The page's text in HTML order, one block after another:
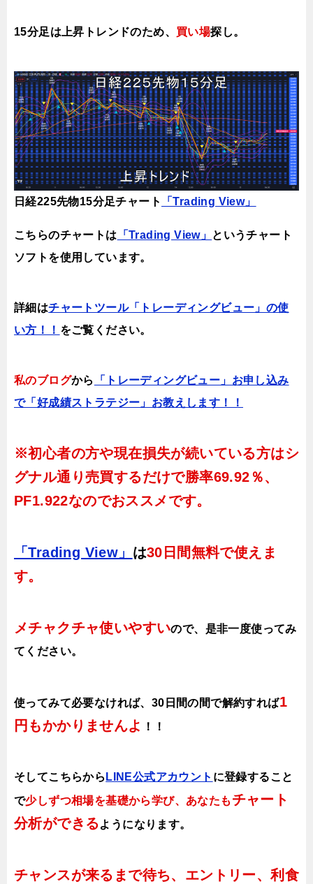
15分足は上昇トレンドのため、 買い場探し。
日経225先物15分足チャート 「Trading View」
こちらのチャートは 「Trading View」 というチャート
ソフトを使用しています。
詳細はチャートツール「トレーディングビュー」の使
い方！！ をご覧ください。
私のブログから
「トレーディングビュー」お申し込み
で「好成績ストラテジー」お教えします！！
※初心者の方や現在損失が続いている方はシ
グナル通り売買するだけで勝率69.92％、
PF1.922なのでおススメです。
「Trading View」 は30日間無料で使えま
す。
メチャクチャ使いやすいので、 是非一度使ってみ
てください。
使ってみて必要なければ、30日間の間で解約すれば1
円もかかりませんよ
！！
そしてこちらから LINE公式アカウント に登録すること
で少しずつ相場を基礎から学び、あなたも チャート
分析ができるようになります。
チャンスが来るまで待ち、エントリー、利食